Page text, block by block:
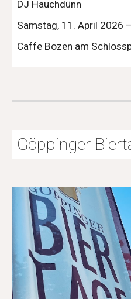
DJ Hauchdünn
Samstag, 11. April 2026
Caffe Bozen am
Göppinger